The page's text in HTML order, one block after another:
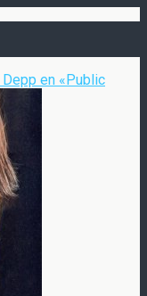
en «Public